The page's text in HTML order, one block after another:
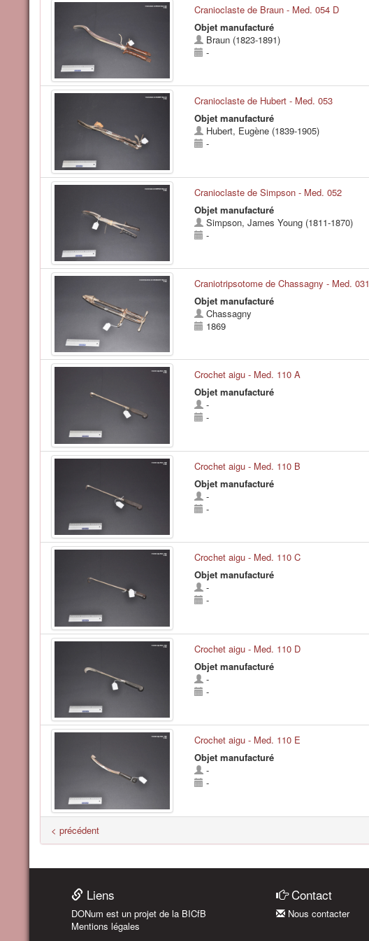
Cranioclaste de Braun - Med. 054 D
Objet manufacturé
Braun (1823-1891)
-
Cranioclaste de Hubert - Med. 053
Objet manufacturé
Hubert, Eugène (1839-1905)
-
Cranioclaste de Simpson - Med. 052
Objet manufacturé
Simpson, James Young (1811-1870)
-
Craniotripsotome de Chassagny - Med. 031
Objet manufacturé
Chassagny
1869
Crochet aigu - Med. 110 A
Objet manufacturé
-
-
Crochet aigu - Med. 110 B
Objet manufacturé
-
-
Crochet aigu - Med. 110 C
Objet manufacturé
-
-
Crochet aigu - Med. 110 D
Objet manufacturé
-
-
Crochet aigu - Med. 110 E
Objet manufacturé
-
-
< précédent
Liens
DONum est un projet de la BICfB
Mentions légales
Contact
Nous contacter